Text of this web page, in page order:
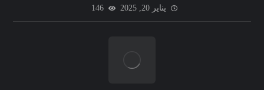
يناير 20, 2025
146